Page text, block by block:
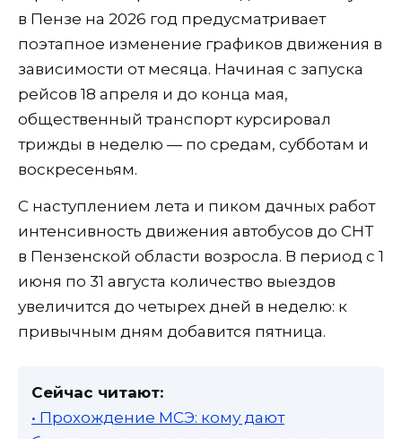
в Пензе на 2026 год предусматривает
поэтапное изменение графиков движения в
зависимости от месяца. Начиная с запуска
рейсов 18 апреля и до конца мая,
общественный транспорт курсировал
трижды в неделю — по средам, субботам и
воскресеньям.
С наступлением лета и пиком дачных работ
интенсивность движения автобусов до СНТ
в Пензенской области возросла. В период с 1
июня по 31 августа количество выездов
увеличится до четырех дней в неделю: к
привычным дням добавится пятница.
Сейчас читают:
• Прохождение МСЭ: кому дают